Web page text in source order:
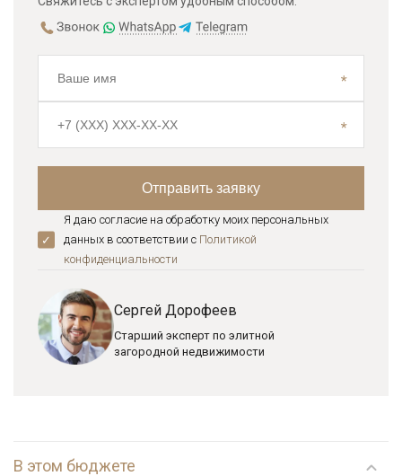
Я даю согласие на обработку моих персональных
данных в соответствии с Политикой
конфиденциальноcти
Сергей Дорофеев
Старший эксперт по элитной
загородной недвижимости
В этом бюджете